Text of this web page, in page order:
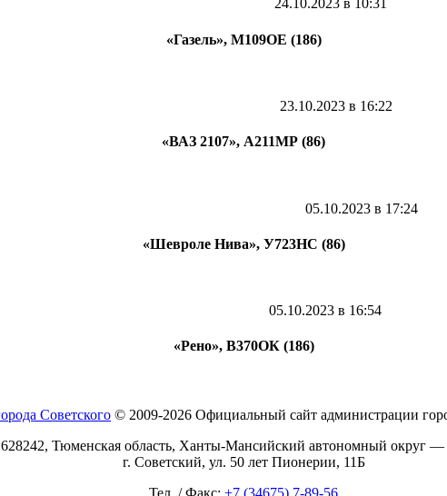
24.10.2023 в 10:31
«Газель», М109ОЕ (186)
23.10.2023 в 16:22
«ВАЗ 2107», А211МР (86)
05.10.2023 в 17:24
«Шевроле Нива», У723НС (86)
05.10.2023 в 16:54
«Рено», В370ОК (186)
© 2009-2026 Официальный сайт администрации
628242, Тюменская область, Ханты-Мансийский автономный округ
г. Советский, ул. 50 лет Пионерии, 11Б
Тел. / Факс: +7 (34675) 7-89-56